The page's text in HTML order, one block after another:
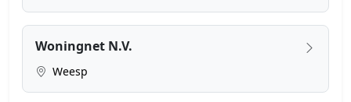
Woningnet N.V.
Weesp